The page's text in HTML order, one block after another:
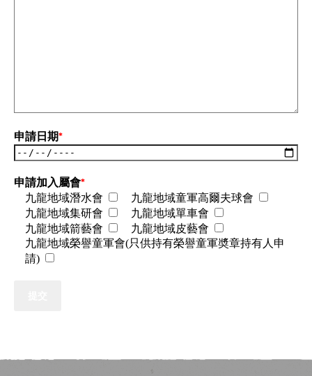
申請日期*
申請加入屬會*
九龍地域潛水會
九龍地域童軍高爾夫球會
九龍地域集研會
九龍地域單車會
九龍地域箭藝會
九龍地域皮藝會
九龍地域榮譽童軍會(只供持有榮譽童軍奬章持有人申
請)